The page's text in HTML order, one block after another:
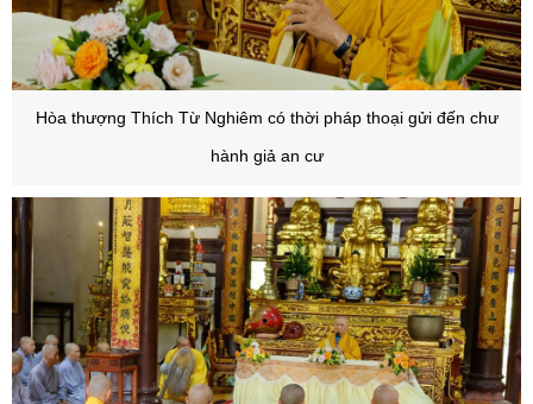
Hòa thượng Thích Từ Nghiêm có thời pháp thoại gửi đến chư
hành giả an cư